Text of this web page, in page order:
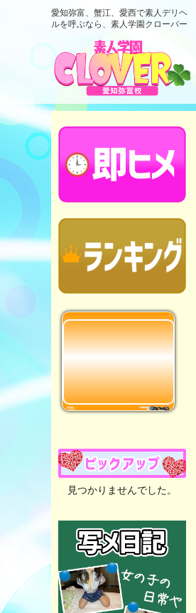
愛知弥富、蟹江、愛西で素人デリヘ
ルを呼ぶなら、素人学園クローバー
見つかりませんでした。